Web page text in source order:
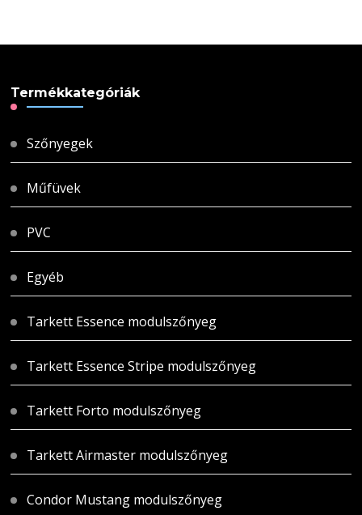
Termékkategóriák
Szőnyegek
Műfüvek
PVC
Egyéb
Tarkett Essence modulszőnyeg
Tarkett Essence Stripe modulszőnyeg
Tarkett Forto modulszőnyeg
Tarkett Airmaster modulszőnyeg
Condor Mustang modulszőnyeg